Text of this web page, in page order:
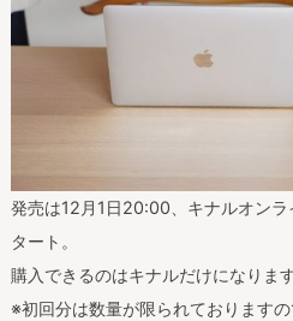
発売は12月1日20:00、キナルオン
タート。
購入できるのはキナルだけになりま
※初回分は数量が限られておりますの